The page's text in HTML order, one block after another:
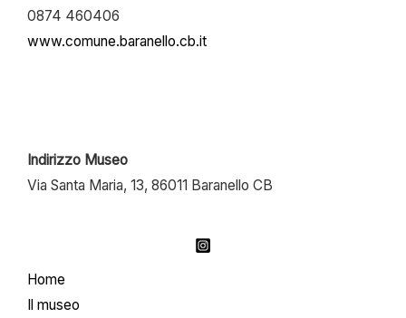
0874 460406
www.comune.baranello.cb.it
Indirizzo Museo
Via Santa Maria, 13, 86011 Baranello CB
Home
Il museo